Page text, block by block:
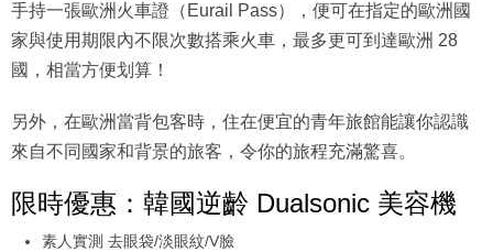
手持一張歐洲火車證（Eurail Pass），便可在指定的歐洲國
家與使用期限內不限次數搭乘火車，最多更可到達歐洲 28
國，相當方便划算！
另外，在歐洲當背包客時，住在便宜的青年旅館能讓你認識
來自不同國家和背景的旅客，令你的旅程充滿驚喜。
限時優惠：韓國逆齡 Dualsonic 美容機
素人實測 去眼袋/淡眼紋/V臉